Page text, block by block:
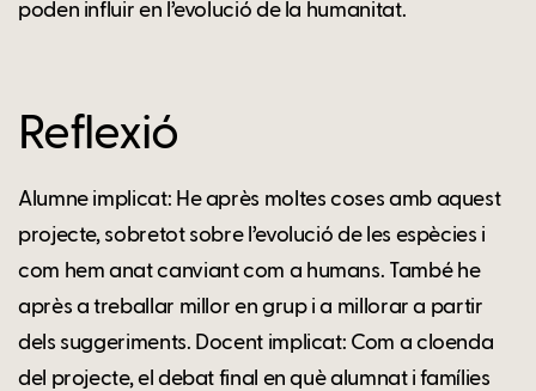
poden influir en l’evolució de la humanitat.
Reflexió
Alumne implicat: He après moltes coses amb aquest
projecte, sobretot sobre l’evolució de les espècies i
com hem anat canviant com a humans. També he
après a treballar millor en grup i a millorar a partir
dels suggeriments. Docent implicat: Com a cloenda
del projecte, el debat final en què alumnat i famílies